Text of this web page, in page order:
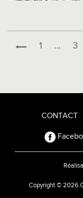
1 … 3
CONTACT
Copyright © 2026